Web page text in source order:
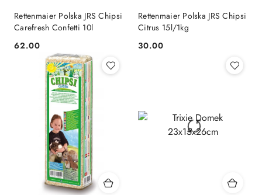
Rettenmaier Polska JRS Chipsi
Carefresh Confetti 10l
Cena:
62.00
Rettenmaier Polska JRS Chipsi
Citrus 15l/1kg
Cena:
30.00